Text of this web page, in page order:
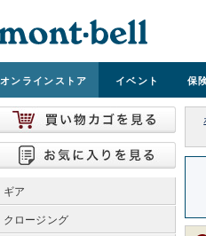
オンラインストア イベント 保
ギア
クロージング